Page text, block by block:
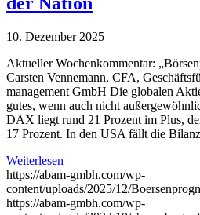
10. Dezember 2025
Aktueller Wochenkommentar:
Carsten Vennemann, CFA,
management GmbH Die globalen
gutes, wenn auch nicht
DAX liegt rund 21 Prozent im Plus,
17 Prozent. In den USA fällt die
Weiterlesen
https://abam-gmbh.com/wp-
content/uploads/2025/12/
https://abam-gmbh.com/wp-